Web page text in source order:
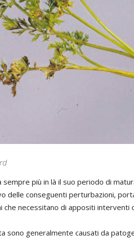
più in là il suo periodo di
delle conseguenti perturbazioni,
che necessitano di appositi interventi
sono generalmente causati da